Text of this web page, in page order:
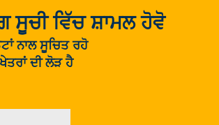
ਸੂਚੀ ਵਿੱਚ ਸ਼ਾਮਲ ਹੋਵੋ
ਨਾਲ ਸੂਚਿਤ ਰਹੋ
ਦੀ ਲੋੜ ਹੈ